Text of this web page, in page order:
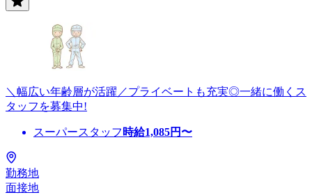
＼幅広い年齢層が活躍／プライベートも充実◎一緒に働くス
タッフを募集中!
スーパースタッフ 時給1,085円〜
勤務地
面接地